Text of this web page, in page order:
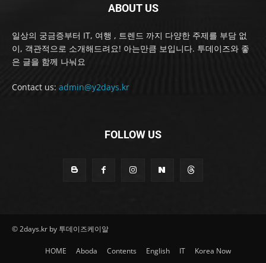
ABOUT US
일상의 궁금증부터 IT, 여행 , 트렌드 까지 다양한 주제를 부담 없
이, 객관적으로 소개해드려요! 아는만큼 보입니다. 투데이즈와 좋
은 글을 함께 나눠요
Contact us: admin@y2days.kr
FOLLOW US
© 2days.kr by 투데이즈케이알
HOME Aboda Contents English IT Korea Now